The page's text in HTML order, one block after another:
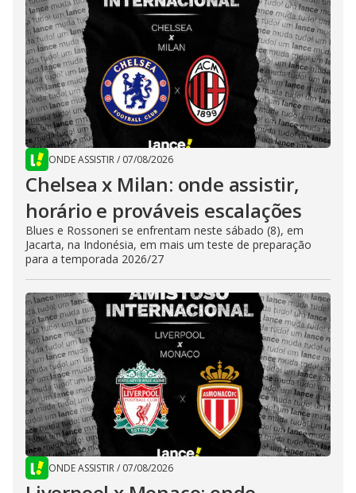
ONDE ASSISTIR/ 07/08/2026
Chelsea x Milan: onde assistir,
horário e prováveis escalações
Blues e Rossoneri se enfrentam neste sábado (8), em
Jacarta, na Indonésia, em mais um teste de preparação
para a temporada 2026/27
ONDE ASSISTIR/ 07/08/2026